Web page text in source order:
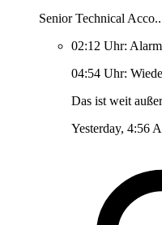
Senior Technical
02:12 Uhr:
04:54 Uhr:
Das ist weit
Yesterday, 4:56